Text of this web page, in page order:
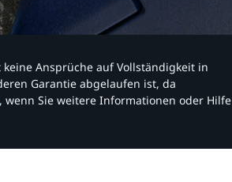
Ansprüche auf Vollständigkeit in
Garantie abgelaufen ist, da
, wenn Sie weitere Informationen oder Hilfe